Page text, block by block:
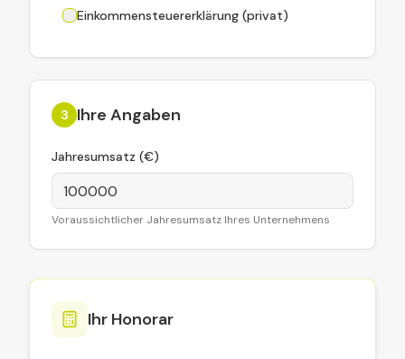
Einkommensteuererklärung (privat)
3 Ihre Angaben
Jahresumsatz (€)
Voraussichtlicher Jahresumsatz Ihres Unternehmens
Ihr Honorar